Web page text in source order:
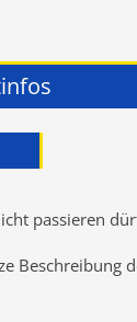
passieren
Beschreibung